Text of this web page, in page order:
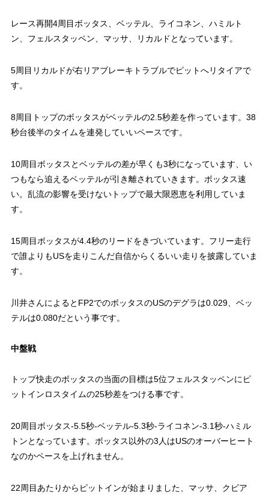
レース再開4周目ボッタス、ベッテル、ライコネン、ハミルト
ン、フェルスタッペン、マッサ、リカルドとなっています。
5周目リカルドが右リアブレーキトラブルでピットへリタイアで
す。
8周目トップのボッタスがベッテルの2.5秒差を作っています。38
秒台後半のタイムを連発していいペースです。
10周目ボッタスとベッテルの差が早くも3秒になっています、い
つもなら追えるベッテルが引き離されていきます。ボッタス速
い。乱流の影響を受けないトップで最大限恩恵を利用していま
す。
15周目ボッタスが4.4秒のリードをきづいています。フリー走行
で誰よりもUSを走りこんだ自信からくるいい走りを披露していま
す。
川井さんによるとFP2でのボッタスのUSのデグラは0.029、ベッ
テルは0.080だという事です。
中盤戦
トップ快走のボッタスの当面の目標は5位フェルスタッペンにピ
ットインロスタイムの25秒差をつける事です。
20周目ボッタス-5.5秒-ベッテル-5.3秒-ライコネン-3.1秒-ハミル
トンとなっています。ボッタス以外の3人はUSのオーバーヒート
なのかペースを上げれません。
22周目あたりからピットインが始まりました、マッサ、クビア